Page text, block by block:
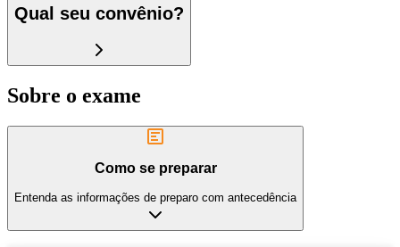
Qual seu convênio?
Sobre o exame
Como se preparar
Entenda as informações de preparo com antecedência